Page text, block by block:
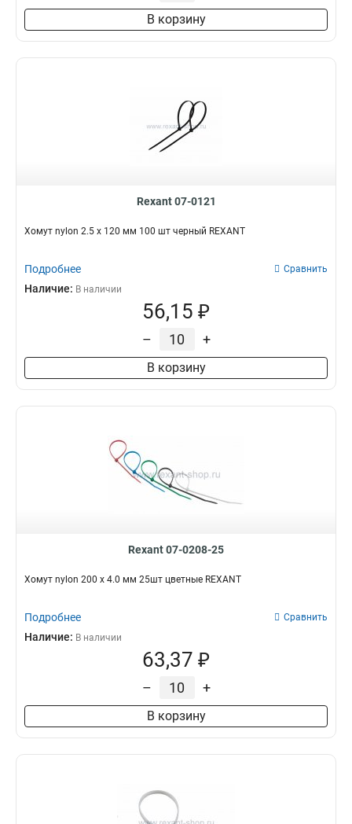
В корзину
Rexant 07-0121
Хомут nylon 2.5 х 120 мм 100 шт черный REXANT
Подробнее Сравнить
Наличие: В наличии
56,15 ₽
– +
В корзину
Rexant 07-0208-25
Хомут nylon 200 х 4.0 мм 25шт цветные REXANT
Подробнее Сравнить
Наличие: В наличии
63,37 ₽
– +
В корзину